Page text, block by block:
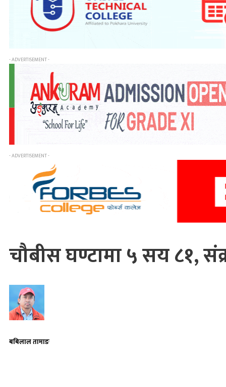
- ADVERTISEMENT -
- ADVERTISEMENT -
चौबीस घण्टामा ५ सय ८१,
बबिलाल तामाङ